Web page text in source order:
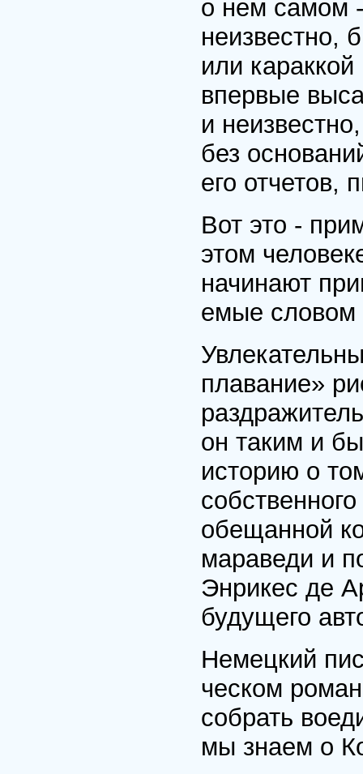
о нем самом -
неизвестно,
или
впервые
и
без
его отчетов,
Вот это -
этом
начинают
емые словом
плавание»
он таким и
историю о
обещанной
мараведи и
Энрикес де
будущего
Немецкий
ческом
собрать
мы знаем о